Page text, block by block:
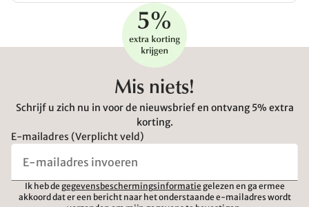
Mis niets!
Schrijf u zich nu in voor de nieuwsbrief en ontvang 5% extra
korting.
E-mailadres (Verplicht veld)
Ik heb de gegevensbeschermingsinformatie gelezen en ga ermee
akkoord dat er een bericht naar het onderstaande e-mailadres wordt